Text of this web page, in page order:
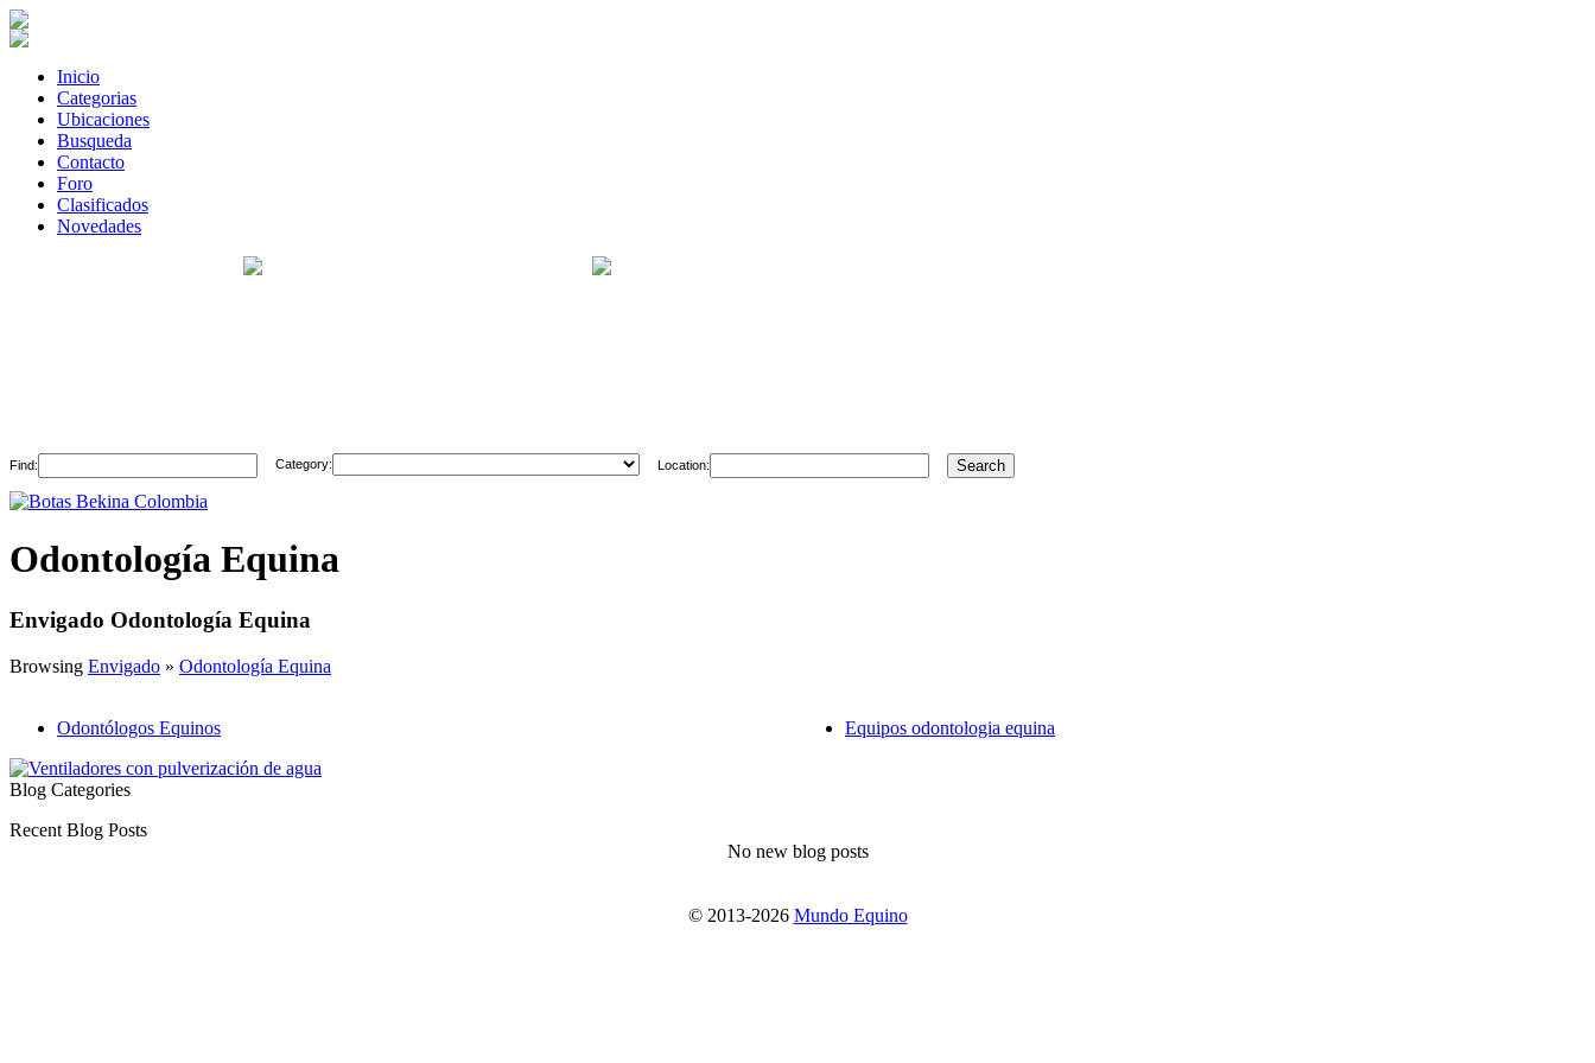
Inicio
Categorias
Ubicaciones
Busqueda
Contacto
Foro
Clasificados
Novedades
Find: Category: Location:
Odontología Equina
Envigado Odontología Equina
Browsing Envigado » Odontología Equina
Odontólogos Equinos Equipos odontologia equina
Blog Categories
Recent Blog Posts
No new blog posts
© 2013-2026 Mundo Equino